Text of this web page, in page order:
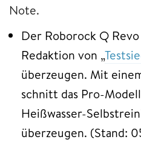
Note.
Der Roborock Q
Redaktion von „
überzeugen. Mit
schnitt das Pro-
Heißwasser-
überzeugen. (Stand: